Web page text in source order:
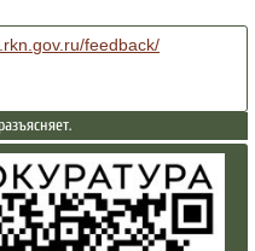
feedback/